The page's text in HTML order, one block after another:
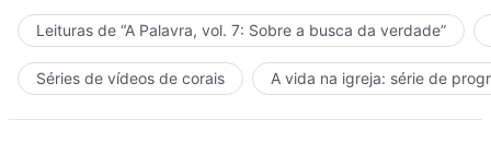
Leituras de “A Palavra, vol. 7: Sobre a busca da verdade”
Séries de vídeos de corais A vida na igreja: série de